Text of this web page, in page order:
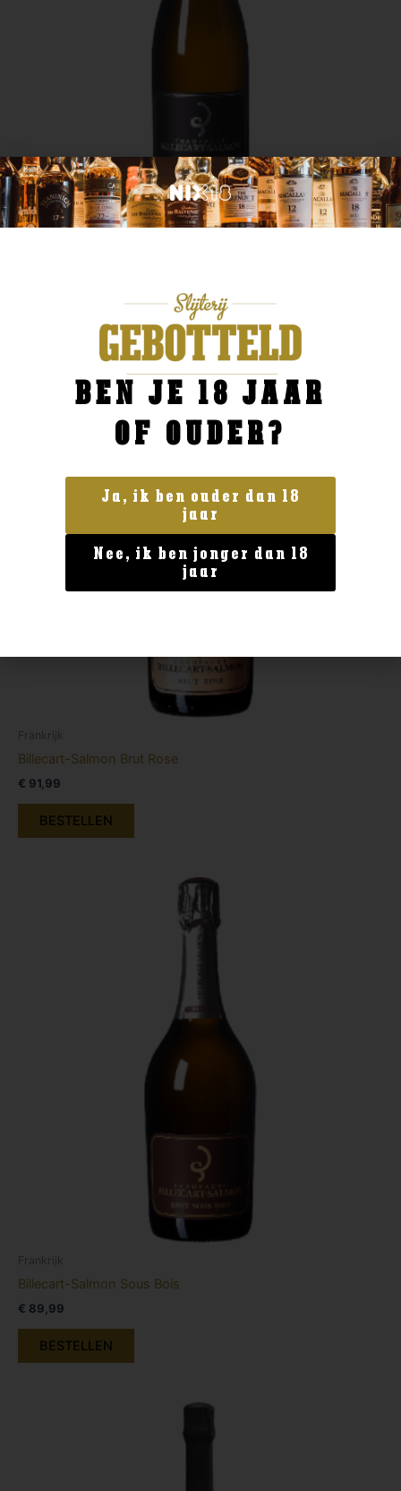
Frankrijk
Frankrijk
Billecart-Salmon Brut Rose
€ 91,99
BESTELLEN
Frankrijk
Billecart-Salmon Sous Bois
€ 89,99
BESTELLEN
BEN JE 18 JAAR
OF OUDER?
Ja, ik ben ouder dan 18
jaar
Nee, ik ben jonger dan 18
jaar